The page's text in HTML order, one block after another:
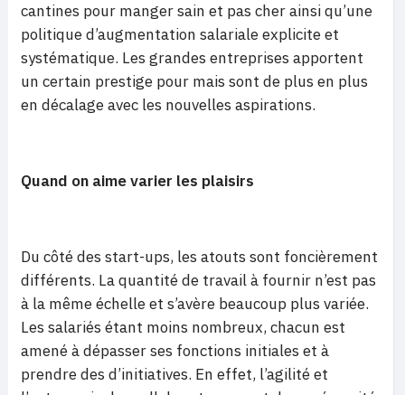
cantines pour manger sain et pas cher ainsi qu’une
politique d’augmentation salariale explicite et
systématique. Les grandes entreprises apportent
un certain prestige pour mais sont de plus en plus
en décalage avec les nouvelles aspirations.
Quand on aime varier les plaisirs
Du côté des start-ups, les atouts sont foncièrement
différents. La quantité de travail à fournir n’est pas
à la même échelle et s’avère beaucoup plus variée.
Les salariés étant moins nombreux, chacun est
amené à dépasser ses fonctions initiales et à
prendre des d’initiatives. En effet, l’agilité et